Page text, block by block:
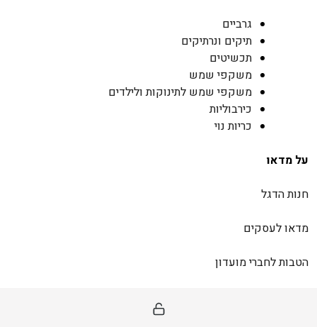
גרביים
תיקים ונרתיקים
תכשיטים
משקפי שמש
משקפי שמש לתינוקות ולילדים
כירבוליות
כריות נוי
על מדאו
חנות הדגל
מדאו לעסקים
הטבות לחברי מועדון